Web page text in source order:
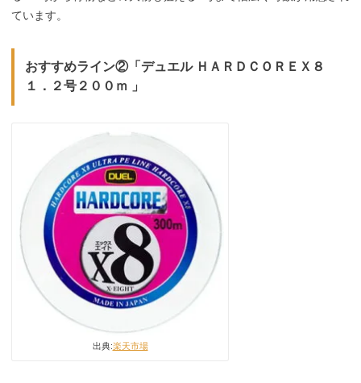
ています。
おすすめライン②「デュエル ＨＡＲＤＣＯＲＥＸ８
１．２号２００ｍ 」
出典:楽天市場